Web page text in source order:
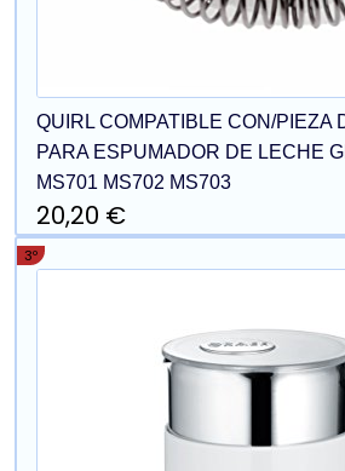
QUIRL COMPATIBLE CON/PIEZA
PARA ESPUMADOR DE LECHE
MS701 MS702 MS703
20,20 €
3º